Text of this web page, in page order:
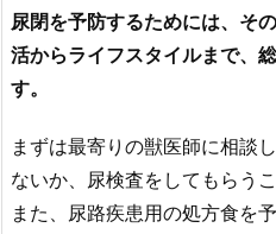
尿閉を予防するためには、そ
活からライフスタイルまで、
す。
まずは最寄りの獣医師に相談
ないか、尿検査をしてもらう
また、尿路疾患用の処方食を